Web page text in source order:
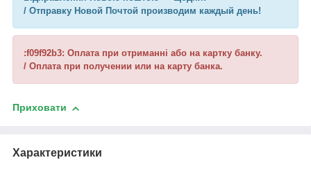
/ Отправку Новой Почтой производим каждый день!
:f09f92b3: Оплата при отриманні або на картку банку.
/ Оплата при получении или на карту банка.
Приховати
Характеристики